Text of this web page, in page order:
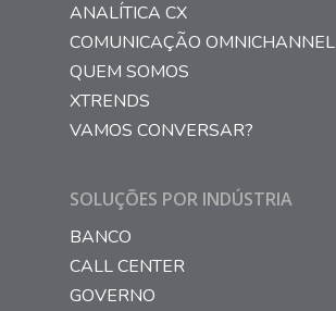
ANALÍTICA CX
COMUNICAÇÃO OMNICHANNEL
QUEM SOMOS
XTRENDS
VAMOS CONVERSAR?
SOLUÇÕES POR INDÚSTRIA
BANCO
CALL CENTER
GOVERNO